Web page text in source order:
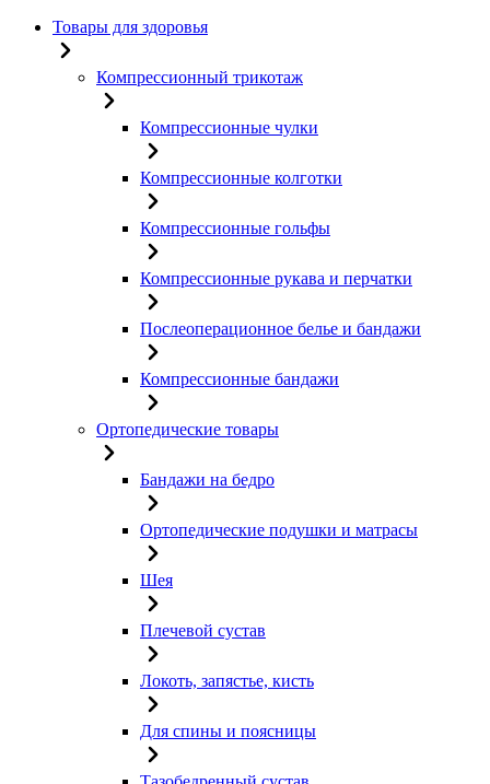
Товары для здоровья
Компрессионный трикотаж
Компрессионные чулки
Компрессионные колготки
Компрессионные гольфы
Компрессионные рукава и перчатки
Послеоперационное белье и бандажи
Компрессионные бандажи
Ортопедические товары
Бандажи на бедро
Ортопедические подушки и матрасы
Шея
Плечевой сустав
Локоть, запястье, кисть
Для спины и поясницы